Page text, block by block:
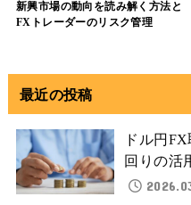
新興市場の動向を読み解く方法と
FXトレーダーのリスク管理
最近の投稿
ドル円
回りの活